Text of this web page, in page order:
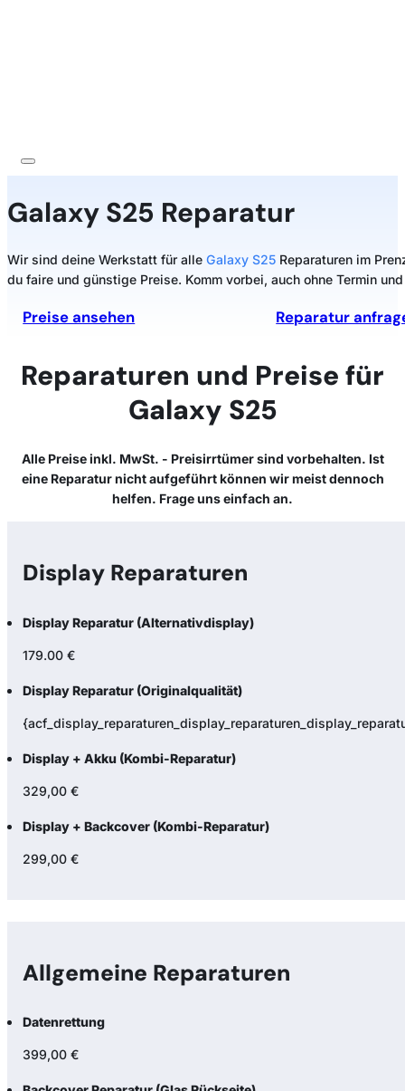
Galaxy S25 Reparatur
Wir sind deine Werkstatt für alle Galaxy S25 Reparaturen im
du faire und günstige Preise. Komm vorbei, auch ohne Termin
Preise ansehen Reparatur
Reparaturen und Preise für
Galaxy S25
Alle Preise inkl. MwSt. - Preisirrtümer sind vorbehalten. Ist
eine Reparatur nicht aufgeführt können wir meist dennoch
helfen. Frage uns einfach an.
Display Reparaturen
Display Reparatur (Alternativdisplay)
179.00 €
Display Reparatur (Originalqualität)
Display + Akku (Kombi-Reparatur)
329,00 €
Display + Backcover (Kombi-Reparatur)
299,00 €
Allgemeine Reparaturen
Datenrettung
399,00 €